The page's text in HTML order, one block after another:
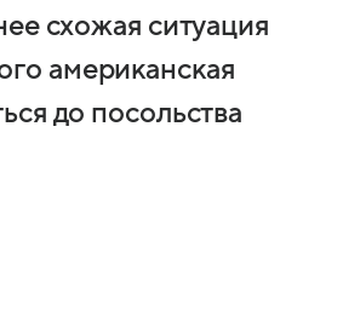
схожая ситуация
американская
до посольства